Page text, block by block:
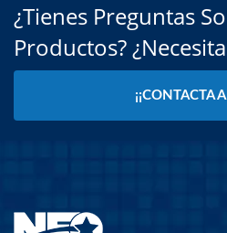
¿Tienes Preguntas
Productos?
¡¡CONTACTA